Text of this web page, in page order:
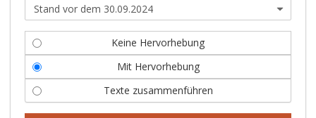
Keine Hervorhebung
Mit Hervorhebung
Texte zusammenführen